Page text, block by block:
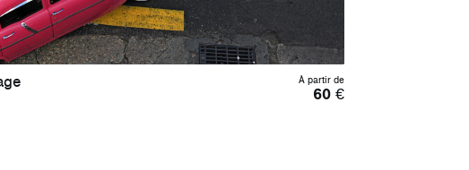
À partir de
60€